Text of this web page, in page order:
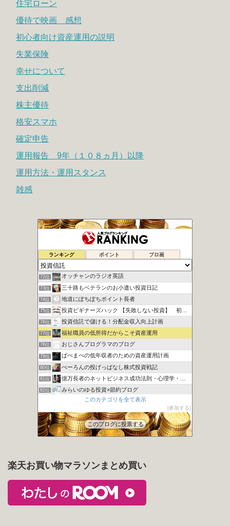
住宅ローン
優待で映画 感想
初心者向け資産運用の説明
失業保険
幸せについて
支出削減
株主優待
格安スマホ
確定申告
運用報告 9年（１０８ヵ月）以降
運用方法・運用スタンス
雑感
ランキング ポイント ブロ画
70位 ITリーマンが一人で目指すFIRE生活
71位 20代から実践！投資で資産運用
72位 オッチャンのラジオ英語
73位 三十路もベテランのお小遣い投資日記
74位 地道にぽちぽちポイント長者
75位 投資ビギナーズハック 【失敗しない投資】 初心者向け講座
76位 投資信託で儲ける！分配金収入向上計画
77位 福祉職員の低所得だからこそ資産運用
78位 おじさんプログラマのブログ
79位 ぱぺまぺの低年収者のための資産運用計画
80位 ぺーろんの投げっぱなし株式投資戦記
81位 億万長者のネットビジネス成功法則・心理学・投資
82位 みらいのゆる投資×節約ブログ
カンガルーブログ 今より豊かな生活を手に入れる
84位 ばらかんちゃんねる
このカテゴリを全て表示
参加する
このブログに投票する
楽天お買い物マラソンまとめ買い